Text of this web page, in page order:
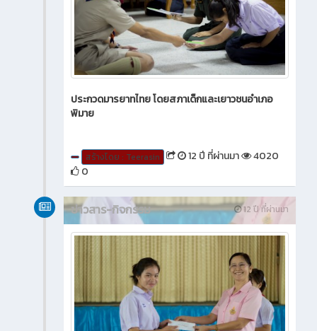
ประกวดมารยาทไทย โดยสภาเด็กและเยาวชนอำเภอ
พิมาย
สร้างโดย : Teerasin 12 ปี ที่ผ่านมา
4020
0
12 ปี ที่ผ่านมา
ข่าวสาร-กิจกรรม